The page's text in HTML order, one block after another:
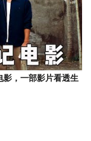
影，一部影片看透生